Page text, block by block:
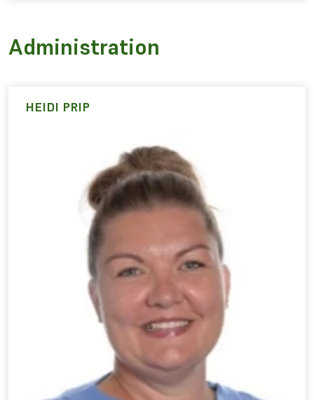
Administration
HEIDI PRIP